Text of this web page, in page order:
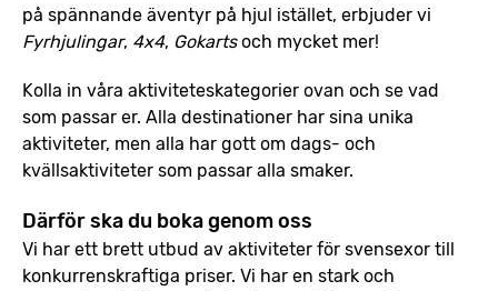
på spännande äventyr på hjul istället, erbjuder vi
Fyrhjulingar, 4x4, Gokartsoch mycket mer!
Kolla in våra aktiviteteskategorier ovan och se vad
som passar er. Alla destinationer har sina unika
aktiviteter, men alla har gott om dags- och
kvällsaktiviteter som passar alla smaker.
Därför ska du boka genom oss
Vi har ett brett utbud av aktiviteter för svensexor till
konkurrenskraftiga priser. Vi har en stark och